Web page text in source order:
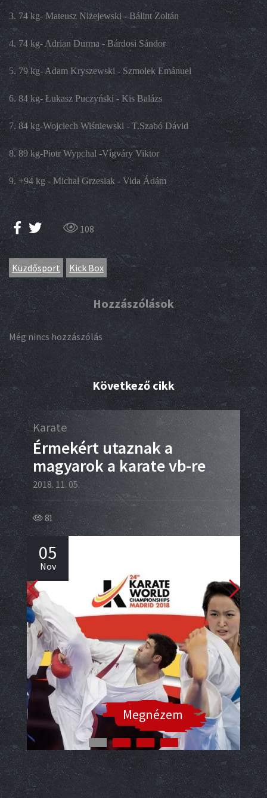
3. 74 kg- Mateusz Niżejewski - Bálint Zoltán
4. 74 kg- Adrian Durma - Bárdosi Sándor
5. 79 kg- Adam Kryszewski - Szmolek Emánuel
6. 84 kg- Łukasz Puczyński - Kis Balázs
7. 84 kg-Wojciech Wiśniewski - T.Szabó Dávid
8. 89 kg-Piotr Wypchal -Vígváry Viktor
9. +94 kg - Michał Grzesiak - Vida Ádám
108
Küzdősport Kick Box
Hozzászólások
Még nincs hozzászólás
Következő cikk
Megnézem
Karate
Érmekért utaznak a
magyarok a karate vb-re
2018. 11. 05.
81
05
Nov